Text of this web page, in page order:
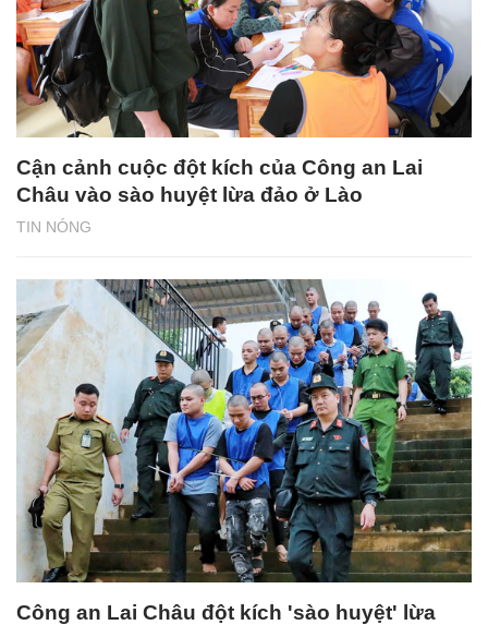
TIN NÓNG
Cận cảnh cuộc đột kích của Công an Lai
Châu vào sào huyệt lừa đảo ở Lào
Công an Lai Châu đột kích 'sào huyệt' lừa